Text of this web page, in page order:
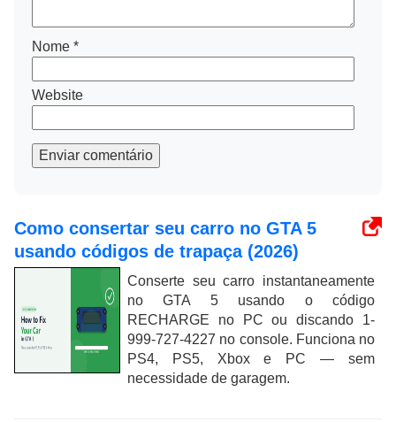
Nome *
Website
Enviar comentário
Como consertar seu carro no GTA 5
usando códigos de trapaça (2026)
Conserte seu carro instantaneamente
no GTA 5 usando o código
RECHARGE no PC ou discando 1-
999-727-4227 no console. Funciona no
PS4, PS5, Xbox e PC — sem
necessidade de garagem.